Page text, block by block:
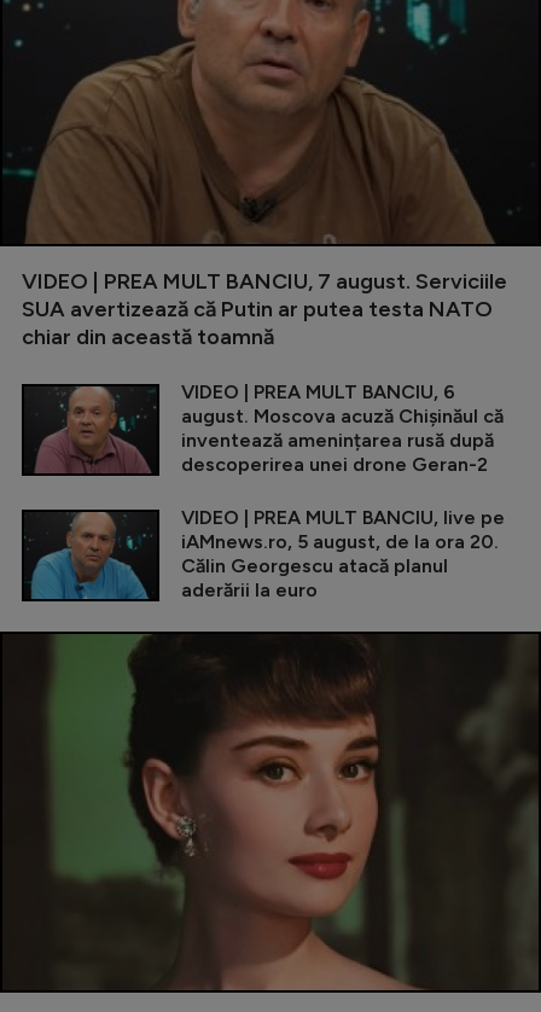
VIDEO | PREA MULT BANCIU, 7 august. Serviciile
SUA avertizează că Putin ar putea testa NATO
chiar din această toamnă
VIDEO | PREA MULT BANCIU, 6
august. Moscova acuză Chișinăul că
inventează amenințarea rusă după
descoperirea unei drone Geran-2
VIDEO | PREA MULT BANCIU, live pe
iAMnews.ro, 5 august, de la ora 20.
Călin Georgescu atacă planul
aderării la euro